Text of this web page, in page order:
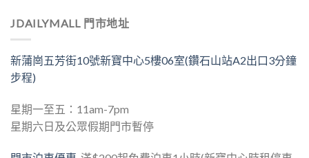
JDAILYMALL 門市地址
新蒲崗五芳街10號新寶中心5樓06室(鑽石山站A2出口3分鐘
步程)
星期一至五：11am-7pm
星期六日及公眾假期門市暫停